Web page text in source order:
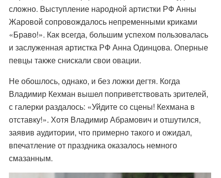
сложно. Выступление народной артистки РФ Анны
Жаровой сопровождалось непременными криками
«Браво!». Как всегда, большим успехом пользовалась
и заслуженная артистка РФ Анна Одинцова. Оперные
певцы также снискали свои овации.
Не обошлось, однако, и без ложки дегтя. Когда
Владимир Кехман вышел поприветствовать зрителей,
с галерки раздалось: «Уйдите со сцены! Кехмана в
отставку!». Хотя Владимир Абрамович и отшутился,
заявив аудитории, что примерно такого и ожидал,
впечатление от праздника оказалось немного
смазанным.